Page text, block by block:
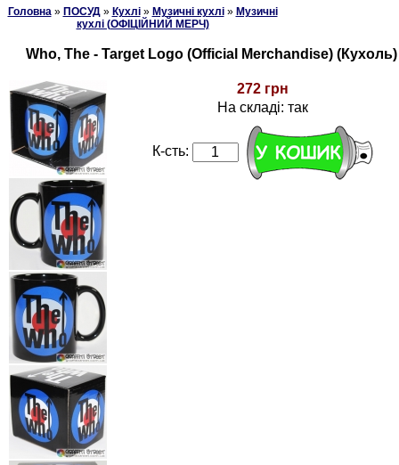
Головна» ПОСУД» Кухлі» Музичні кухлі» Музичні
кухлі (ОФІЦІЙНИЙ МЕРЧ)
Who, The - Target Logo (Official Merchandise) (Кухоль)
272 грн
На складі: так
К-сть: